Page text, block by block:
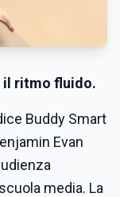
il ritmo fluido.
Buddy Smart
Evan
media. La